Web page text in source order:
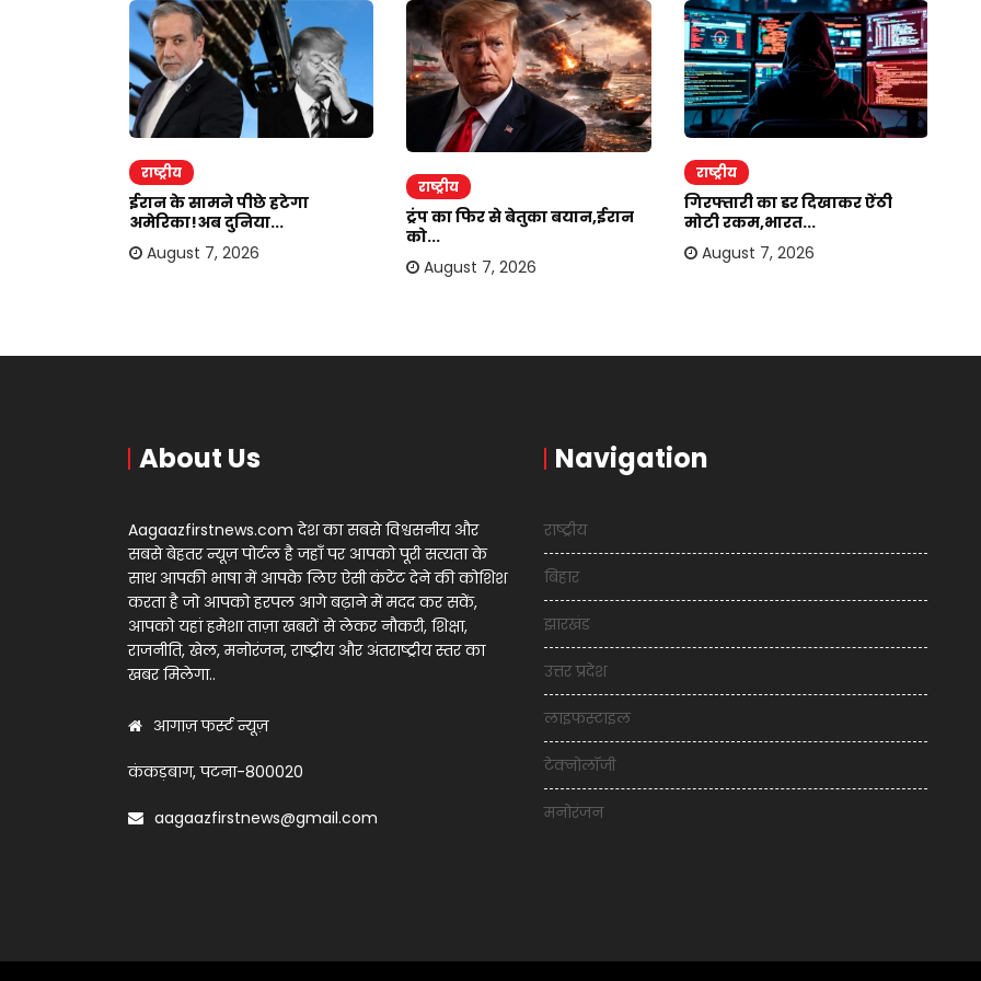
राष्ट्रीय
ईरान के सामने पीछे हटेगा
अमेरिका!अब दुनिया...
August 7, 2026
राष्ट्रीय
ट्रंप का फिर से बेतुका बयान,ईरान
को...
August 7, 2026
राष्ट्रीय
गिरफ्तारी का डर दिखाकर ऐंठी
मोटी रकम,भारत...
August 7, 2026
About Us
Aagaazfirstnews.com देश का सबसे विश्वसनीय और
सबसे बेहतर न्यूज़ पोर्टल है जहाँ पर आपको पूरी सत्यता के
साथ आपकी भाषा में आपके लिए ऐसी कंटेंट देने की कोशिश
करता है जो आपको हरपल आगे बढ़ाने में मदद कर सकें,
आपको यहां हमेशा ताज़ा खबरों से लेकर नौकरी, शिक्षा,
राजनीति, खेल, मनोरंजन, राष्ट्रीय और अंतराष्ट्रीय स्तर का
खबर मिलेगा..
आगाज़ फर्स्ट न्यूज़
कंकड़बाग, पटना-800020
aagaazfirstnews@gmail.com
Navigation
राष्ट्रीय
बिहार
झारखंड
उत्तर प्रदेश
लाइफस्टाइल
टेक्नोलॉजी
मनोरंजन